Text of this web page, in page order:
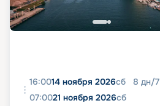
16:0014 ноября 2026сб 8 дн/7
07:0021 ноября 2026сб